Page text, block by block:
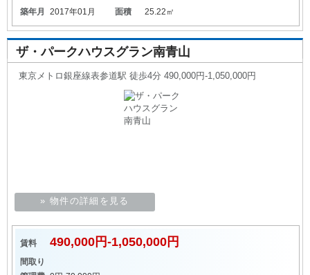
築年月 2017年01月 面積 25.22㎡
ザ・パークハウスグラン南青山
東京メトロ銀座線表参道駅 徒歩4分 490,000円-1,050,000円
» 物件の詳細を見る
賃料 490,000円-1,050,000円
間取り